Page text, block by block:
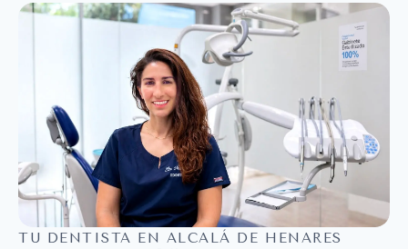
TU DENTISTA EN ALCALÁ DE HENARES